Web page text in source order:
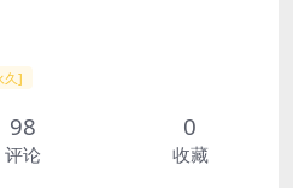
久]
98
评论
0
收藏